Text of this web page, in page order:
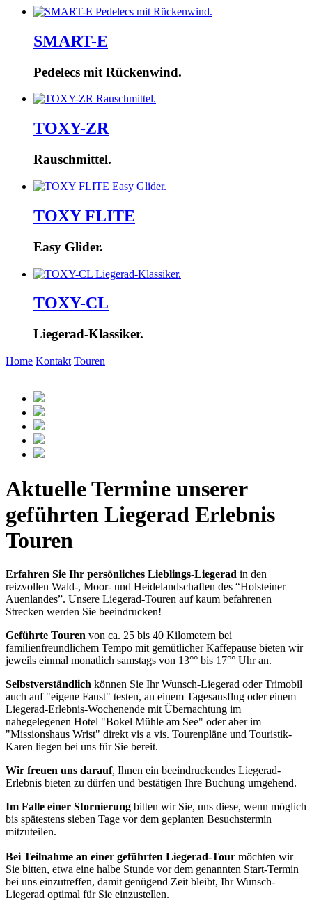
SMART-E
Pedelecs mit Rückenwind.
TOXY-ZR
Rauschmittel.
TOXY FLITE
Easy Glider.
TOXY-CL
Liegerad-Klassiker.
Home Kontakt Touren
Aktuelle Termine unserer
geführten Liegerad Erlebnis
Touren
Erfahren Sie Ihr persönliches Lieblings-Liegerad in den
reizvollen Wald-, Moor- und Heidelandschaften des “Holsteiner
Auenlandes”. Unsere Liegerad-Touren auf kaum befahrenen
Strecken werden Sie beeindrucken!
Geführte Touren von ca. 25 bis 40 Kilometern bei
familienfreundlichem Tempo mit gemütlicher Kaffepause bieten wir
jeweils einmal monatlich samstags von 13°° bis 17°° Uhr an.
Selbstverständlich können Sie Ihr Wunsch-Liegerad oder Trimobil
auch auf "eigene Faust" testen, an einem Tagesausflug oder einem
Liegerad-Erlebnis-Wochenende mit Übernachtung im
nahegelegenen Hotel "Bokel Mühle am See" oder aber im
"Missionshaus Wrist" direkt vis a vis. Tourenpläne und Touristik-
Karen liegen bei uns für Sie bereit.
Wir freuen uns darauf, Ihnen ein beeindruckendes Liegerad-
Erlebnis bieten zu dürfen und bestätigen Ihre Buchung umgehend.
Im Falle einer Stornierung bitten wir Sie, uns diese, wenn möglich
bis spätestens sieben Tage vor dem geplanten Besuchstermin
mitzuteilen.
Bei Teilnahme an einer geführten Liegerad-Tour möchten wir
Sie bitten, etwa eine halbe Stunde vor dem genannten Start-Termin
bei uns einzutreffen, damit genügend Zeit bleibt, Ihr Wunsch-
Liegerad optimal für Sie einzustellen.